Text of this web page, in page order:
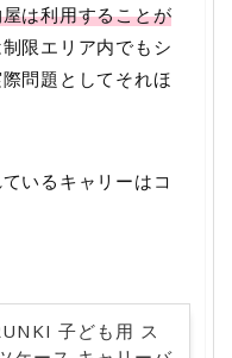
は利用することが
限エリア内でもシ
問題としてそれほ
いるキャリーはコ
子ども用 ス